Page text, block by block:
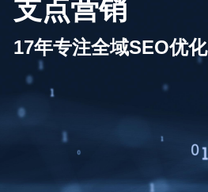
支点营销
17年专注全域SEO优化